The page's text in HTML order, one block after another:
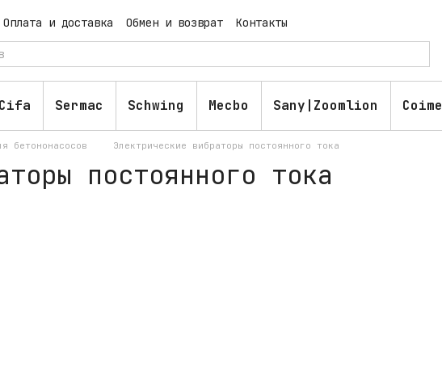
Оплата и доставка Обмен и возврат
Контакты
соглашение
Публичная оферта Блог
Cifa Sermac Schwing Mecbo Sany|Zoomlion Coime
бетононасосов Электрические вибраторы постоянного тока
постоянного тока